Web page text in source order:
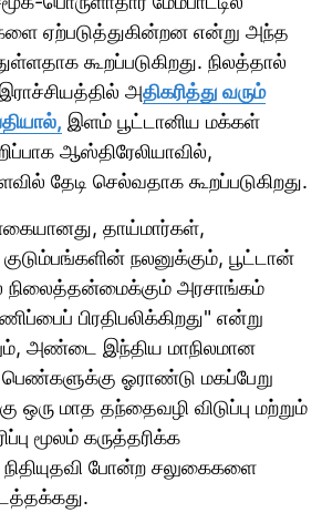
ஏற்படுத்துகின்றன என்று அந்த
கூறப்படுகிறது. நிலத்தால்
அதிகரித்து வரும்
இளம் பூட்டானிய மக்கள்
ஆஸ்திரேலியாவில்,
தேடி செல்வதாக கூறப்படுகிறது.
தாய்மார்கள்,
நலனுக்கும், பூட்டான்
அரசாங்கம்
பிரதிபலிக்கிறது" என்று
அண்டை இந்திய மாநிலமான
பெண்களுக்கு ஓராண்டு மகப்பேறு
ஒரு மாத தந்தைவழி விடுப்பு மற்றும்
மூலம் கருத்தரிக்க
நிதியுதவி போன்ற சலுகைகளை